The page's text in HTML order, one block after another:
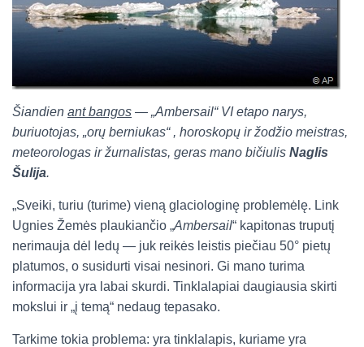
Šiandien ant bangos — „Ambersail“ VI etapo narys,
buriuotojas, „orų berniukas“ , horoskopų ir žodžio meistras,
meteorologas ir žurnalistas, geras mano bičiulis Naglis
Šulija.
„Sveiki, turiu (turime) vieną glaciologinę problemėlę. Link
Ugnies Žemės plaukiančio „Ambersail“ kapitonas truputį
nerimauja dėl ledų — juk reikės leistis piečiau 50° pietų
platumos, o susidurti visai nesinori. Gi mano turima
informacija yra labai skurdi. Tinklalapiai daugiausia skirti
mokslui ir „į temą“ nedaug tepasako.
Tarkime tokia problema: yra tinklalapis, kuriame yra